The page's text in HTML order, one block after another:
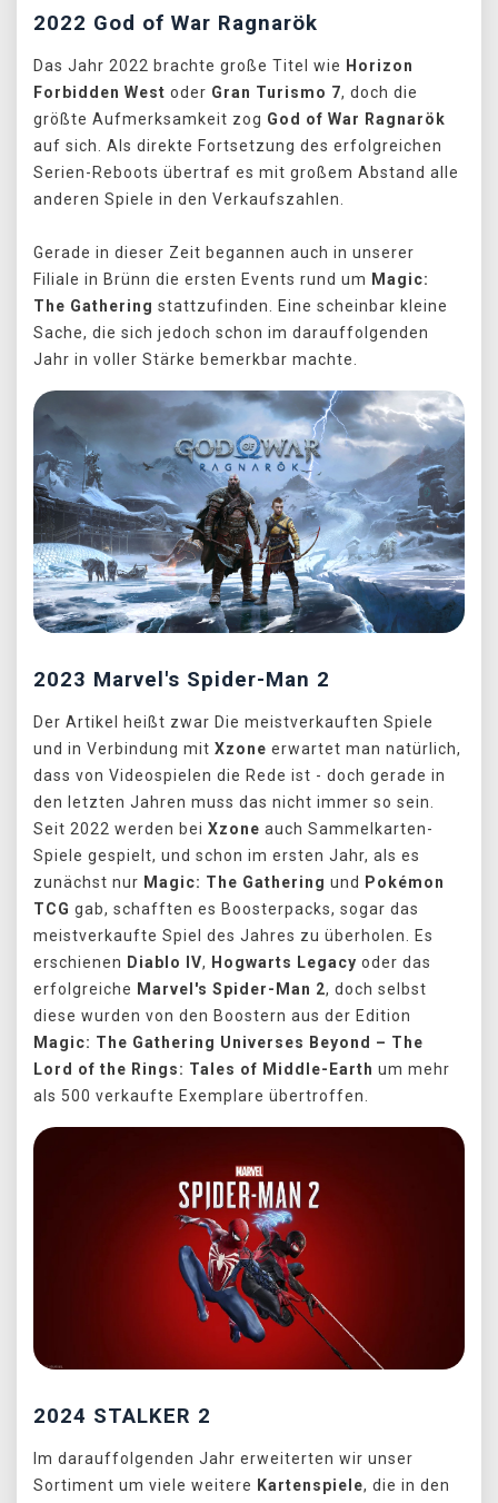
2022 God of War Ragnarök
Das Jahr 2022 brachte große Titel wie Horizon
Forbidden West oder Gran Turismo 7, doch die
größte Aufmerksamkeit zog God of War Ragnarök
auf sich. Als direkte Fortsetzung des erfolgreichen
Serien-Reboots übertraf es mit großem Abstand alle
anderen Spiele in den Verkaufszahlen.
Gerade in dieser Zeit begannen auch in unserer
Filiale in Brünn die ersten Events rund um Magic:
The Gathering stattzufinden. Eine scheinbar kleine
Sache, die sich jedoch schon im darauffolgenden
Jahr in voller Stärke bemerkbar machte.
2023 Marvel's Spider-Man 2
Der Artikel heißt zwar Die meistverkauften Spiele
und in Verbindung mit Xzone erwartet man natürlich,
dass von Videospielen die Rede ist - doch gerade in
den letzten Jahren muss das nicht immer so sein.
Seit 2022 werden bei Xzone auch Sammelkarten-
Spiele gespielt, und schon im ersten Jahr, als es
zunächst nur Magic: The Gathering und
Pokémon
TCG gab, schafften es Boosterpacks, sogar das
meistverkaufte Spiel des Jahres zu überholen. Es
erschienen Diablo IV, Hogwarts Legacy oder das
erfolgreiche Marvel's Spider-Man 2, doch selbst
diese wurden von den Boostern aus der Edition
Magic: The Gathering Universes Beyond – The
Lord of the Rings: Tales of Middle-Earth um mehr
als 500 verkaufte Exemplare übertroffen.
2024 STALKER 2
Im darauffolgenden Jahr erweiterten wir unser
Sortiment um viele weitere Kartenspiele, die in den